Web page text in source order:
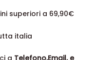
superiori a 69,90€
italia